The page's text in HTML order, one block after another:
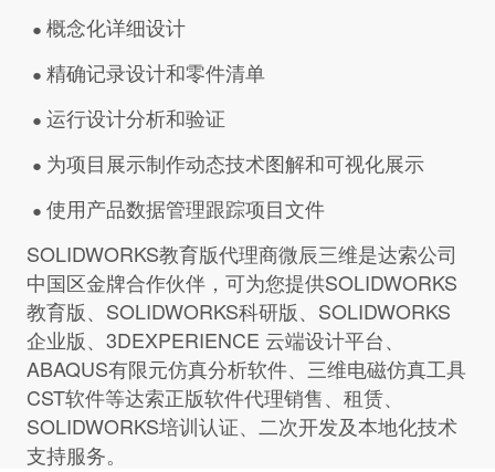
● 概念化详细设计
● 精确记录设计和零件清单
● 运行设计分析和验证
● 为项目展示制作动态技术图解和可视化展示
● 使用产品数据管理跟踪项目文件
SOLIDWORKS教育版代理商微辰三维是达索公司
中国区金牌合作伙伴，可为您提供SOLIDWORKS
教育版、SOLIDWORKS科研版、SOLIDWORKS
企业版、3DEXPERIENCE 云端设计平台、
ABAQUS有限元仿真分析软件、三维电磁仿真工具
CST软件等达索正版软件代理销售、租赁、
SOLIDWORKS培训认证、二次开发及本地化技术
支持服务。